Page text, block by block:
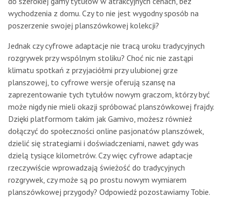
wychodzenia z domu. Czy to nie jest wygodny sposób na
poszerzenie swojej planszówkowej kolekcji?
Jednak czy cyfrowe adaptacje nie tracą uroku tradycyjnych
rozgrywek przy wspólnym stoliku? Choć nic nie zastąpi
klimatu spotkań z przyjaciółmi przy ulubionej grze
planszowej, to cyfrowe wersje oferują szansę na
zaprezentowanie tych tytułów nowym graczom, którzy być
może nigdy nie mieli okazji spróbować planszówkowej frajdy.
Dzięki platformom takim jak Gamivo, możesz również
dołączyć do społeczności online pasjonatów planszówek,
dzielić się strategiami i doświadczeniami, nawet gdy was
dzielą tysiące kilometrów. Czy więc cyfrowe adaptacje
rzeczywiście wprowadzają świeżość do tradycyjnych
rozgrywek, czy może są po prostu nowym wymiarem
planszówkowej przygody? Odpowiedź pozostawiamy Tobie.